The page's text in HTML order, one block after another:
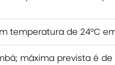
temperatura de 24ºC
máxima prevista é de